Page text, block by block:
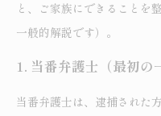
と、ご家族にできることを
一般的解説です）。
1. 当番弁護士（最初の
当番弁護士は、逮捕された